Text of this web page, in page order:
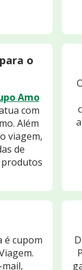
o
Amo
com
Além
viagem,
de
é cupom